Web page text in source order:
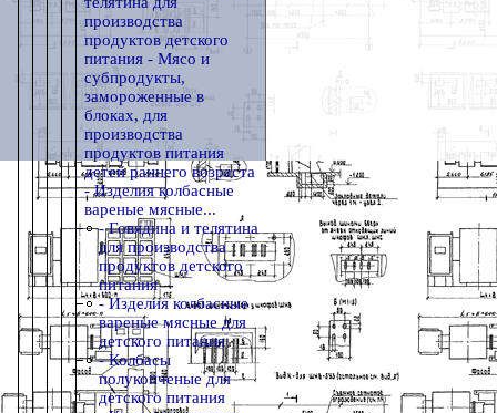
производства
продуктов детского
питания - Мясо и
субпродукты,
замороженные в
блоках, для
производства
продуктов питания
детей раннего возраста
- Изделия колбасные
вареные мясные...
- Говядина и телятина
для производства
продуктов детского
питания
- Изделия колбасные
вареные мясные для
детского питания
- Колбасы
полукопченые для
детского питания